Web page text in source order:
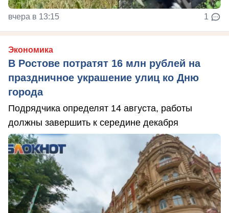
вчера в 13:15 1
Экономика
В Ростове потратят 16 млн рублей на
праздничное украшение улиц ко Дню
города
Подрядчика определят 14 августа, работы
должны завершить к середине декабря